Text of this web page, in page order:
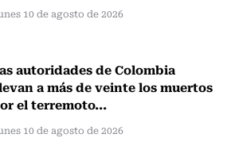
10 de agosto de 2026
autoridades de Colombia
a más de veinte los muertos
el terremoto...
10 de agosto de 2026